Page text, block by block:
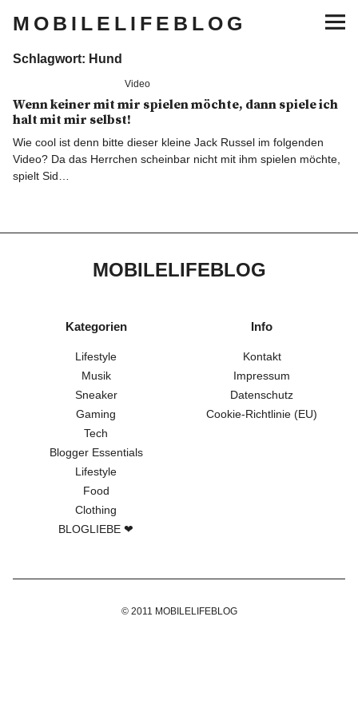
MOBILELIFEBLOG
Lifestyle
Musik
Sneaker
Tech
Lifestyle
BLOGLIEBE ❤
Schlagwort: Hund
Video
Wenn keiner mit mir spielen möchte, dann spiele ich
halt mit mir selbst!
Wie cool ist denn bitte dieser kleine Jack Russel im folgenden
Video? Da das Herrchen scheinbar nicht mit ihm spielen möchte,
spielt Sid…
MOBILELIFEBLOG
Kategorien
Lifestyle
Musik
Sneaker
Gaming
Tech
Blogger Essentials
Lifestyle
Food
Clothing
BLOGLIEBE ❤
Info
Kontakt
Impressum
Datenschutz
Cookie-Richtlinie (EU)
© 2011 MOBILELIFEBLOG